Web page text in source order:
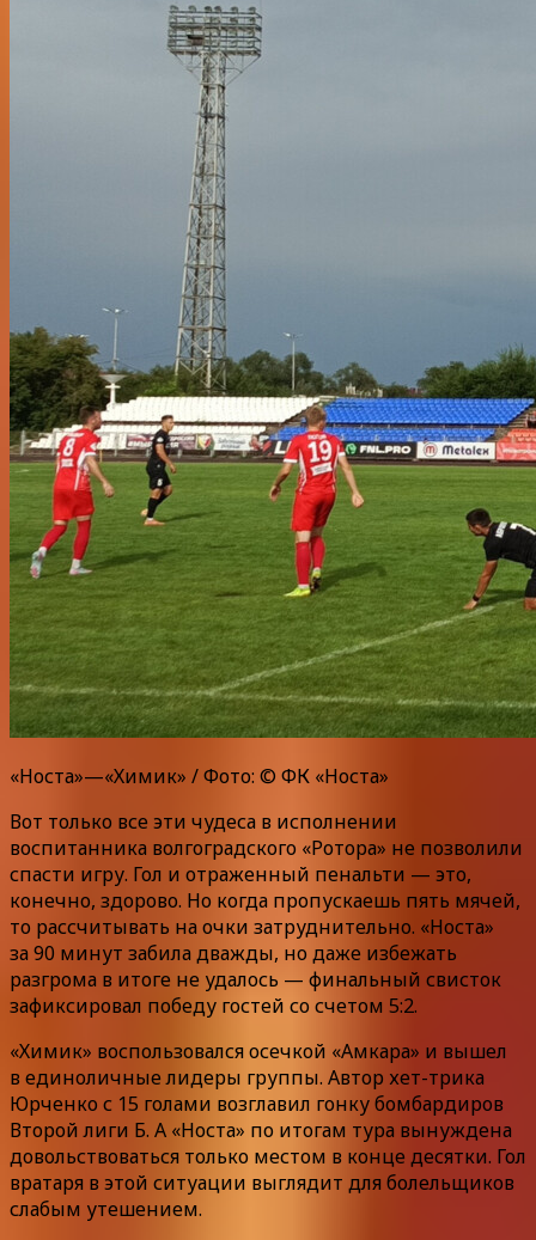
«Носта»—«Химик» / Фото: © ФК «Носта»
Вот только все эти чудеса в исполнении
воспитанника волгоградского «Ротора» не позволили
спасти игру. Гол и отраженный пенальти — это,
конечно, здорово. Но когда пропускаешь пять мячей,
то рассчитывать на очки затруднительно. «Носта»
за 90 минут забила дважды, но даже избежать
разгрома в итоге не удалось — финальный свисток
зафиксировал победу гостей со счетом 5:2.
«Химик» воспользовался осечкой «Амкара» и вышел
в единоличные лидеры группы. Автор хет-трика
Юрченко с 15 голами возглавил гонку бомбардиров
Второй лиги Б. А «Носта» по итогам тура вынуждена
довольствоваться только местом в конце десятки. Гол
вратаря в этой ситуации выглядит для болельщиков
слабым утешением.